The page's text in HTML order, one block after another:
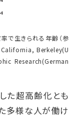
で生きられる年齢（参
Berkeley(U
Research(German
た超高齢化とも
多様な人が働け